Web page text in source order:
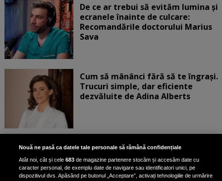
De ce ar trebui să evităm lumina și
ecranele înainte de culcare:
Recomandările doctorului Marius
Sava
Cum să mânânci fără să te îngrași.
Trucuri simple, dar eficiente
dezvăluite de Adina Alberts
Exercițiul fizic poate reduce
mortalitatea în cazul a șase tipuri
de cancer, potrivit unui nou raport
Nouă ne pasă ca datele tale personale să rămână confidențiale
Atât noi, cât și cele683 de magazine partenere stocăm și accesăm date cu
caracter personal, de exemplu date de navigare sau identificatori unici, pe
dispozitivul dvs. Apăsând pe butonul „Acceptare”, activați tehnologiile de urmărire